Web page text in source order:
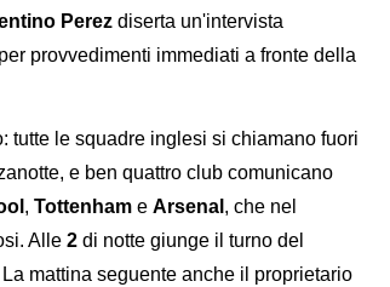
Perez diserta un'intervista
provvedimenti immediati a fronte della
tutte le squadre inglesi si chiamano fuori
e ben quattro club comunicano
, Tottenham e Arsenal , che nel
Alle 2 di notte giunge il turno del
mattina seguente anche il proprietario